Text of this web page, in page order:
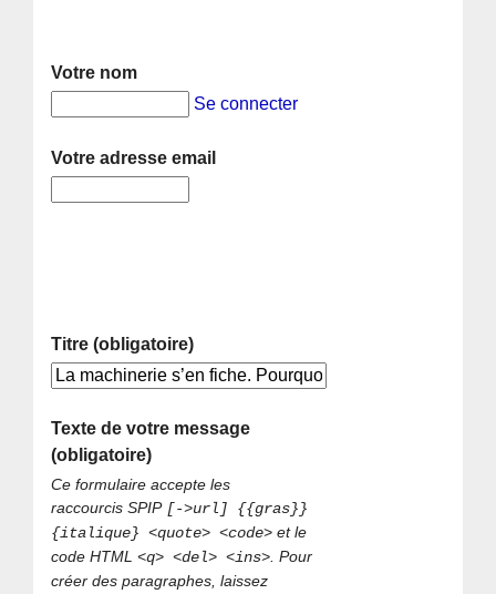
Votre nom
Se connecter
Votre adresse email
Titre (obligatoire)
Texte de votre message
(obligatoire)
Ce formulaire accepte les
raccourcis SPIP [->url] {{gras}}
{italique} <quote> <code> et le
code HTML<q> <del> <ins>. Pour
créer des paragraphes, laissez